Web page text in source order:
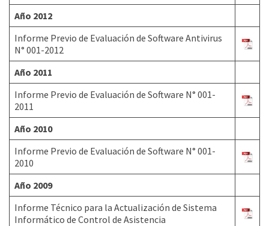
Año 2012
Informe Previo de Evaluación de Software Antivirus
N° 001-2012
Año 2011
Informe Previo de Evaluación de Software N° 001-
2011
Año 2010
Informe Previo de Evaluación de Software N° 001-
2010
Año 2009
Informe Técnico para la Actualización de Sistema
Informático de Control de Asistencia